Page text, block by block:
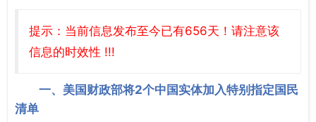
提示：当前信息发布至今已有656天！请注意该
信息的时效性 !!!
一、美国财政部将2个中国实体加入特别指定国民
清单